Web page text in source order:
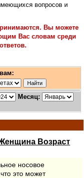
вопросов и
Вы можете
Вас словам среди
Месяц:
Возраст
носовое
это может